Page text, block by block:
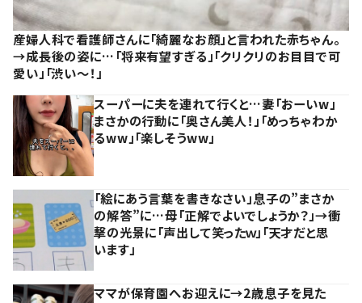
産婦人科で看護師さんに「綺麗なお顔」と言われた赤ちゃん。
→成長後の姿に…「将来有望すぎる」「クリクリのお目目で可
愛い」「渋い～！」
スーパーに夫を連れて行くと…妻「おーいw」
まさかの行動に「奥さん美人！」「めっちゃわか
るww」「楽しそうww」
「絵にあう言葉を書きなさい」息子の”まさか
の解答”に…母「正解でよいでしょうか？」→衝
撃の光景に「声出して笑ったｗ」「天才だと思
います」
ママが保育園へお迎えに→2歳息子を見た